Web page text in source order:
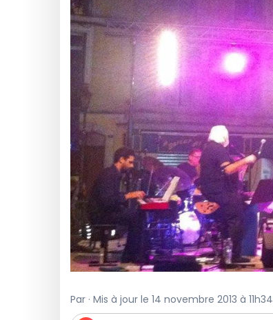
Par · Mis à jour le 14 novembre 2013 à 11h34